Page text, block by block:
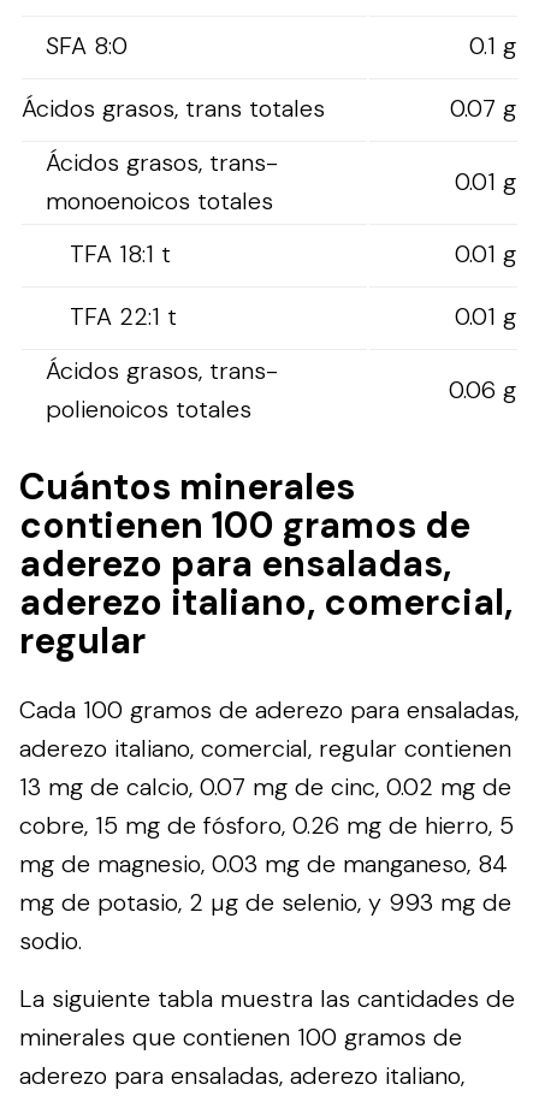
SFA 8:0
0.1 g
Ácidos grasos, trans totales
0.07 g
Ácidos grasos, trans-
monoenoicos totales
0.01 g
TFA 18:1 t
0.01 g
TFA 22:1 t
0.01 g
Ácidos grasos, trans-
polienoicos totales
0.06 g
Cuántos minerales
contienen 100 gramos de
aderezo para ensaladas,
aderezo italiano, comercial,
regular
Cada 100 gramos de aderezo para ensaladas,
aderezo italiano, comercial, regular contienen
13 mg de calcio, 0.07 mg de cinc, 0.02 mg de
cobre, 15 mg de fósforo, 0.26 mg de hierro, 5
mg de magnesio, 0.03 mg de manganeso, 84
mg de potasio, 2 µg de selenio, y 993 mg de
sodio.
La siguiente tabla muestra las cantidades de
minerales que contienen 100 gramos de
aderezo para ensaladas, aderezo italiano,